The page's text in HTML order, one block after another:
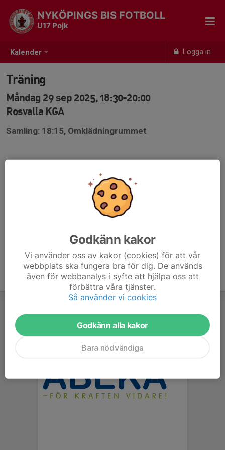
Kalender Logga in
NYKÖPINGS BIS FOTBOLL
U17 Pojk
Träning
Måndag 29 sep 2025, 18:30-20:00
Rosvalla KGA
Samling: 18:15, Omklädningrummet
Godkänn kakor
Vi använder oss av kakor (cookies) för att vår
webbplats ska fungera bra för dig. De används
även för webbanalys i syfte att hjälpa oss att
förbättra våra tjänster.
Så använder vi cookies
Godkänn alla kakor
Bara nödvändiga